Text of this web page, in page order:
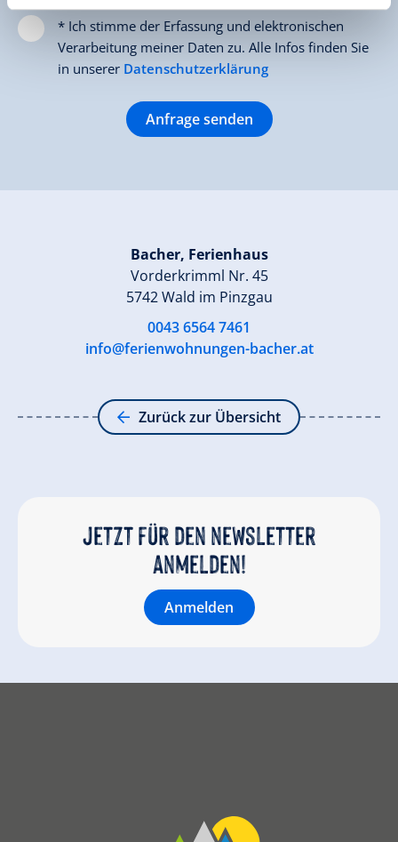
* Ich stimme der Erfassung und elektronischen
Verarbeitung meiner Daten zu. Alle Infos finden Sie
in unserer Datenschutzerklärung
Anfrage senden
Bacher, Ferienhaus
Vorderkrimml Nr. 45
5742 Wald im Pinzgau
0043 6564 7461
info@ferienwohnungen-bacher.at
Zurück zur Übersicht
Jetzt für den newsletter
anmelden!
Anmelden